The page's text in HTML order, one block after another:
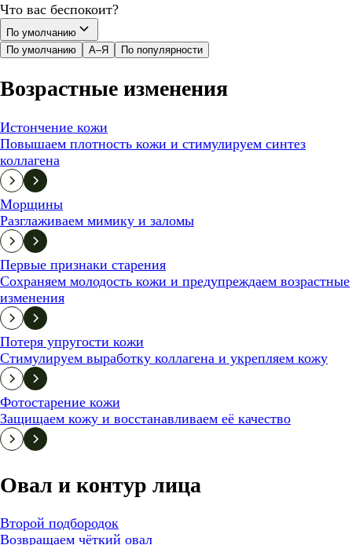
Что вас беспокоит?
По умолчанию
По умолчанию
А–Я По популярности
Возрастные изменения
Истончение кожи
Повышаем плотность кожи и стимулируем синтез
коллагена
Морщины
Разглаживаем мимику и заломы
Первые признаки старения
Сохраняем молодость кожи и предупреждаем возрастные
изменения
Потеря упругости кожи
Стимулируем выработку коллагена и укрепляем кожу
Фотостарение кожи
Защищаем кожу и восстанавливаем её качество
Овал и контур лица
Второй подбородок
Возвращаем чёткий овал